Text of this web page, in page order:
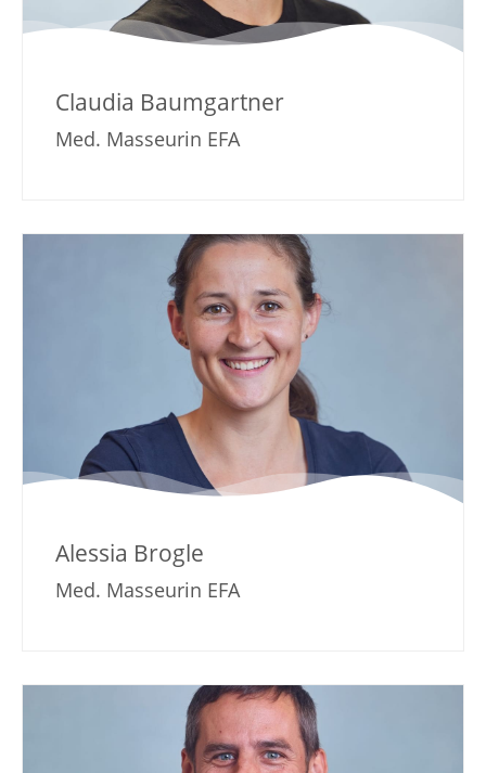
Claudia Baumgartner
Med. Masseurin EFA
Alessia Brogle
Med. Masseurin EFA